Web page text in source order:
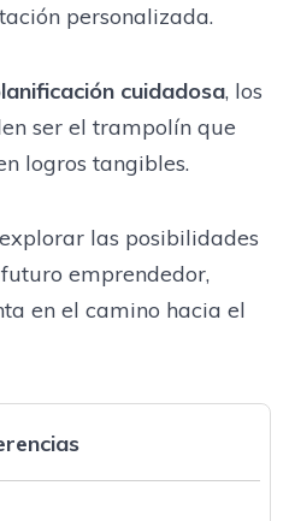
personalizada.
cuidadosa, los
ser el trampolín que
logros tangibles.
las posibilidades
emprendedor,
en el camino hacia el